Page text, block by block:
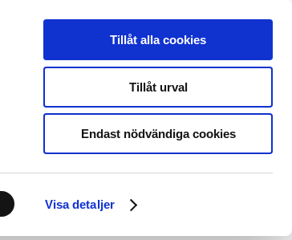
Visa detaljer
Tillåt alla cookies
Tillåt urval
Endast nödvändiga cookies